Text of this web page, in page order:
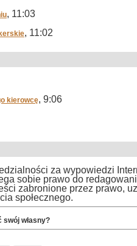
, 11:03
, 11:02
kierowcę, 9:06
za wypowiedzi
sobie prawo do
zabronione przez prawo,
społecznego.
własny?